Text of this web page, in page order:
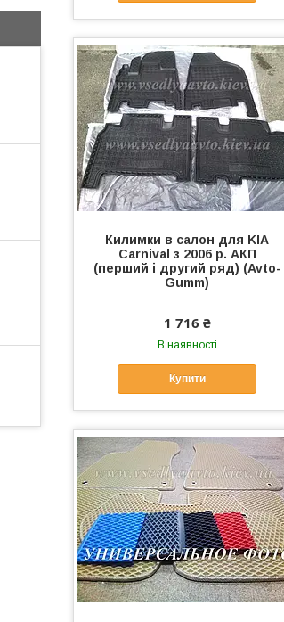
Килимки в салон для KIA
Carnival з 2006 р. АКП
(перший і другий ряд) (Avto-
Gumm)
1 716 ₴
В наявності
Купити